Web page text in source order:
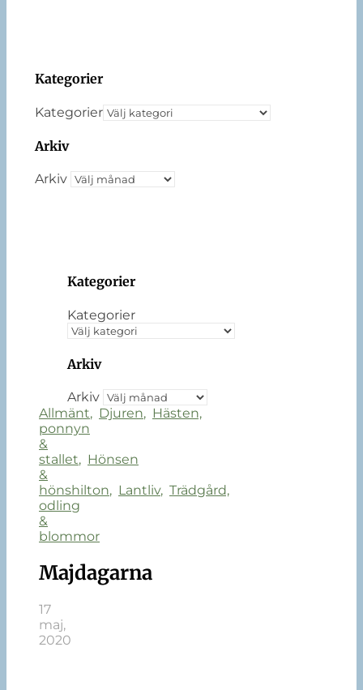
Kategorier
Kategorier
Arkiv
Arkiv
Kategorier
Kategorier
Arkiv
Arkiv
Allmänt, Djuren, Hästen,
ponnyn
&
stallet, Hönsen
&
hönshilton, Lantliv, Trädgård,
odling
&
blommor
Majdagarna
17
maj,
2020